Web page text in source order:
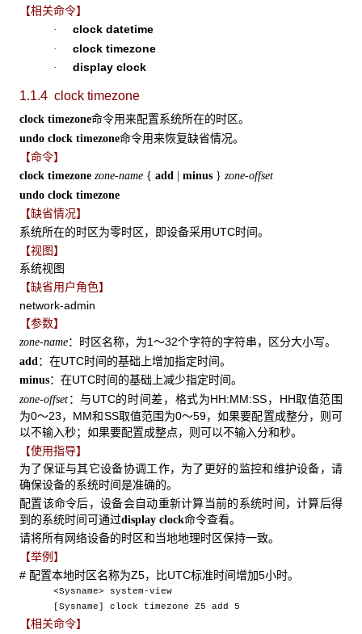
【相关命令】
· clock datetime
· clock timezone
· display clock
1.1.4 clock timezone
clock timezone命令用来配置系统所在的时区。
undo clock timezone命令用来恢复缺省情况。
【命令】
clock timezone zone-name { add minus } zone-offset
undo clock timezone
【缺省情况】
系统所在的时区为零时区，即设备采用UTC时间。
【视图】
系统视图
【缺省用户角色】
network-admin
【参数】
zone-name：时区名称，为1～32个字符的字符串，区分大小写。
add ：在UTC时间的基础上增加指定时间。
minus：在UTC时间的基础上减少指定时间。
zone-offset ：与UTC的时间差，格式为HH:MM:SS，HH取值范围
为0～23，MM和SS取值范围为0～59，如果要配置成整分，则可
以不输入秒；如果要配置成整点，则可以不输入分和秒。
【使用指导】
为了保证与其它设备协调工作，为了更好的监控和维护设备，请
确保设备的系统时间是准确的。
配置该命令后，设备会自动重新计算当前的系统时间，计算后得
到的系统时间可通过display clock命令查看。
请将所有网络设备的时区和当地地理时区保持一致。
【举例】
# 配置本地时区名称为Z5，比UTC标准时间增加5小时。
<Sysname> system-view
[Sysname] clock timezone Z5 add 5
【相关命令】